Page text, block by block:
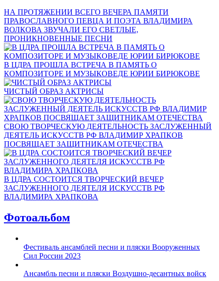
НА ПРОТЯЖЕНИИ ВСЕГО ВЕЧЕРА ПАМЯТИ
ПРАВОСЛАВНОГО ПЕВЦА И ПОЭТА ВЛАДИМИРА
ВОЛКОВА ЗВУЧАЛИ ЕГО СВЕТЛЫЕ,
ПРОНИКНОВЕННЫЕ ПЕСНИ
В ЦДРА ПРОШЛА ВСТРЕЧА В ПАМЯТЬ О
КОМПОЗИТОРЕ И МУЗЫКОВЕДЕ ЮРИИ БИРЮКОВЕ
ЧИСТЫЙ ОБРАЗ АКТРИСЫ
СВОЮ ТВОРЧЕСКУЮ ДЕЯТЕЛЬНОСТЬ ЗАСЛУЖЕННЫЙ
ДЕЯТЕЛЬ ИСКУССТВ РФ ВЛАДИМИР ХРАПКОВ
ПОСВЯЩАЕТ ЗАЩИТНИКАМ ОТЕЧЕСТВА
В ЦДРА СОСТОИТСЯ ТВОРЧЕСКИЙ ВЕЧЕР
ЗАСЛУЖЕННОГО ДЕЯТЕЛЯ ИСКУССТВ РФ
ВЛАДИМИРА ХРАПКОВА
Фотоальбом
Фестиваль ансамблей песни и пляски Вооруженных
Сил России 2023
Ансамбль песни и пляски Воздушно-десантных войск